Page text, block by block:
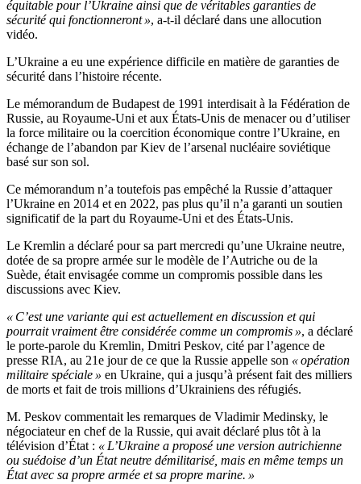
équitable pour l’Ukraine ainsi que de véritables garanties de
sécurité qui fonctionneront », a-t-il déclaré dans une allocution
vidéo.
L’Ukraine a eu une expérience difficile en matière de garanties de
sécurité dans l’histoire récente.
Le mémorandum de Budapest de 1991 interdisait à la Fédération de
Russie, au Royaume-Uni et aux États-Unis de menacer ou d’utiliser
la force militaire ou la coercition économique contre l’Ukraine, en
échange de l’abandon par Kiev de l’arsenal nucléaire soviétique
basé sur son sol.
Ce mémorandum n’a toutefois pas empêché la Russie d’attaquer
l’Ukraine en 2014 et en 2022, pas plus qu’il n’a garanti un soutien
significatif de la part du Royaume-Uni et des États-Unis.
Le Kremlin a déclaré pour sa part mercredi qu’une Ukraine neutre,
dotée de sa propre armée sur le modèle de l’Autriche ou de la
Suède, était envisagée comme un compromis possible dans les
discussions avec Kiev.
« C’est une variante qui est actuellement en discussion et qui
pourrait vraiment être considérée comme un compromis », a déclaré
le porte-parole du Kremlin, Dmitri Peskov, cité par l’agence de
presse RIA, au 21e jour de ce que la Russie appelle son « opération
militaire spéciale » en Ukraine, qui a jusqu’à présent fait des milliers
de morts et fait de trois millions d’Ukrainiens des réfugiés.
M. Peskov commentait les remarques de Vladimir Medinsky, le
négociateur en chef de la Russie, qui avait déclaré plus tôt à la
télévision d’État : « L’Ukraine a proposé une version autrichienne
ou suédoise d’un État neutre démilitarisé, mais en même temps un
État avec sa propre armée et sa propre marine. »